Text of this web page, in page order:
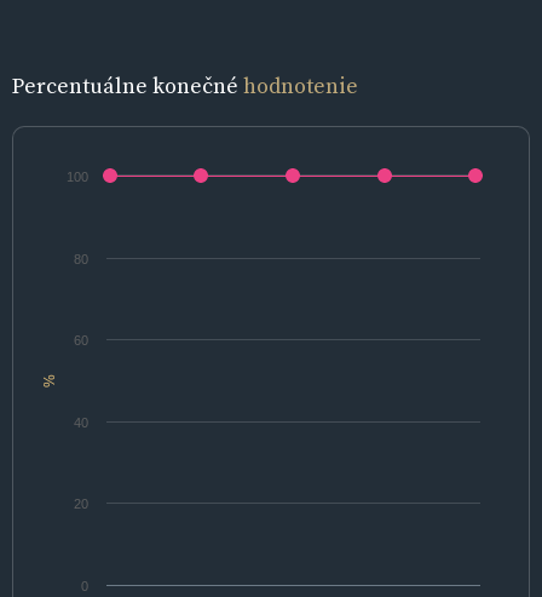
Percentuálne konečné hodnotenie
%
0
20
40
60
80
100